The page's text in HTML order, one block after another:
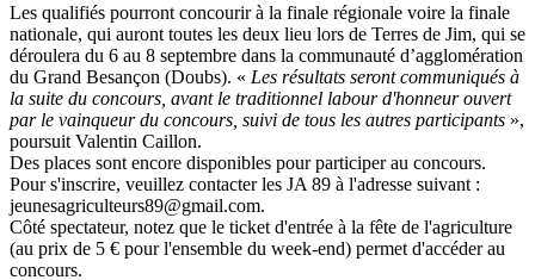
Les qualifiés pourront concourir à la finale régionale voire la finale
nationale, qui auront toutes les deux lieu lors de Terres de Jim, qui se
déroulera du 6 au 8 septembre dans la communauté d’agglomération
du Grand Besançon (Doubs). « Les résultats seront communiqués à
la suite du concours, avant le traditionnel labour d'honneur ouvert
par le vainqueur du concours, suivi de tous les autres participants »,
poursuit Valentin Caillon.
Des places sont encore disponibles pour participer au concours.
Pour s'inscrire, veuillez contacter les JA 89 à l'adresse suivant :
jeunesagriculteurs89@gmail.com.
Côté spectateur, notez que le ticket d'entrée à la fête de l'agriculture
(au prix de 5 € pour l'ensemble du week-end) permet d'accéder au
concours.